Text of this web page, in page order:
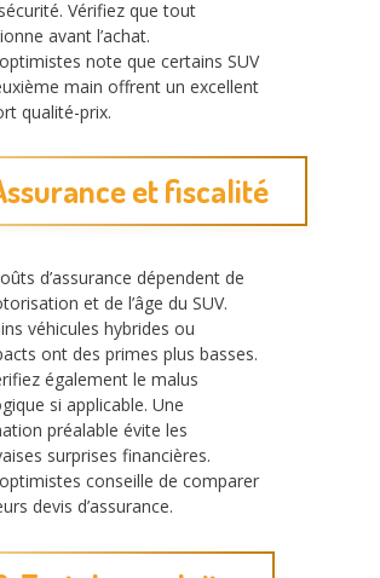
Vérifiez que tout
avant l’achat.
note que certains SUV
main offrent un excellent
qualité-prix.
et fiscalité
d’assurance dépendent de
et de l’âge du SUV.
véhicules hybrides ou
ont des primes plus basses.
également le malus
si applicable. Une
préalable évite les
surprises financières.
conseille de comparer
devis d’assurance.